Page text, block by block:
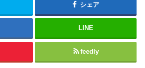
シェア
LINE
feedly